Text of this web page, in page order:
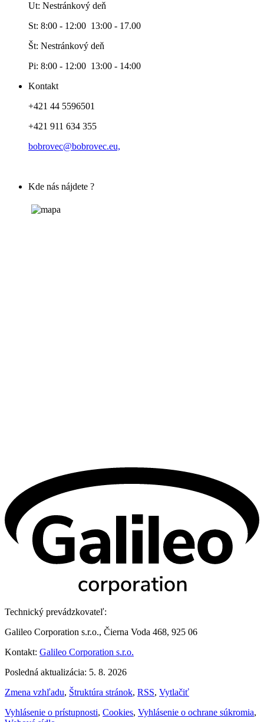
Ut: Nestránkový deň
St: 8:00 - 12:00 13:00 - 17.00
Št: Nestránkový deň
Pi: 8:00 - 12:00 13:00 - 14:00
Kontakt
+421 44 5596501
+421 911 634 355
bobrovec@bobrovec.eu,
Kde nás nájdete ?
Technický prevádzkovateľ:
Galileo Corporation s.r.o., Čierna Voda 468, 925 06
Kontakt: Galileo Corporation s.r.o.
Posledná aktualizácia: 5. 8. 2026
Zmena vzhľadu, Štruktúra stránok, RSS, Vytlačiť
Vyhlásenie o prístupnosti, Cookies, Vyhlásenie o ochrane súkromia,